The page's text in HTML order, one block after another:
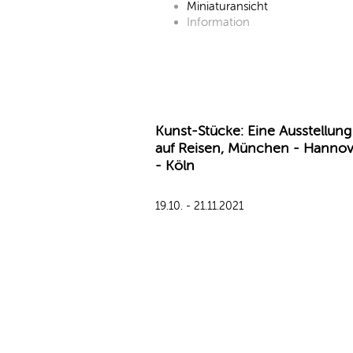
Miniaturansicht
Information
Kunst-Stücke: Eine Ausstellung
auf Reisen, München -
- Köln
19.10. - 21.11.2021